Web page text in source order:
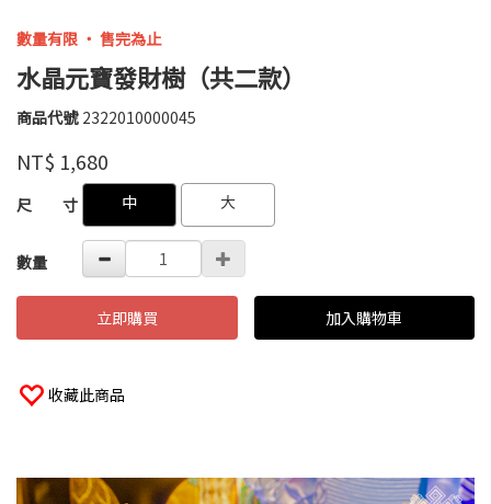
數量有限 ‧ 售完為止
水晶元寶發財樹（共二款）
商品代號 2322010000045
2322010000045
品牌
高
婉
瑜
NT$ 1,680
GOODS000000000000004505091 GOODS000000000000004506464
尺 寸 中 大
數量
立即購買 加入購物車
收藏此商品